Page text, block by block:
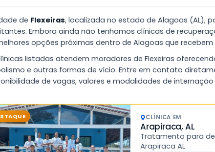
de Flexeiras, localizada no estado de Alagoas (AL),
Embora ainda não tenhamos clínicas de
opções próximas dentro de Alagoas que
listadas atendem moradores de Flexeiras
e outras formas de vício. Entre em contato
de vagas, valores e modalidades de
CLÍNICA EM
Arapiraca, AL
Tratamento para
Arapiraca AL